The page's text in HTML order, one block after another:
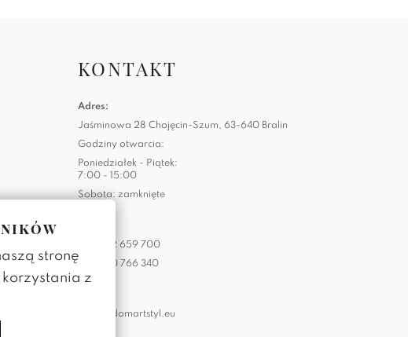
KONTAKT
Adres:
Jaśminowa 28 Chojęcin-Szum, 63-640 Bralin
Godziny otwarcia:
Poniedziałek - Piątek:
7:00 - 15:00
Sobota: zamknięte
+48 882 659 700
+48 660 766 340
biuro@domartstyl.eu
stronę
z